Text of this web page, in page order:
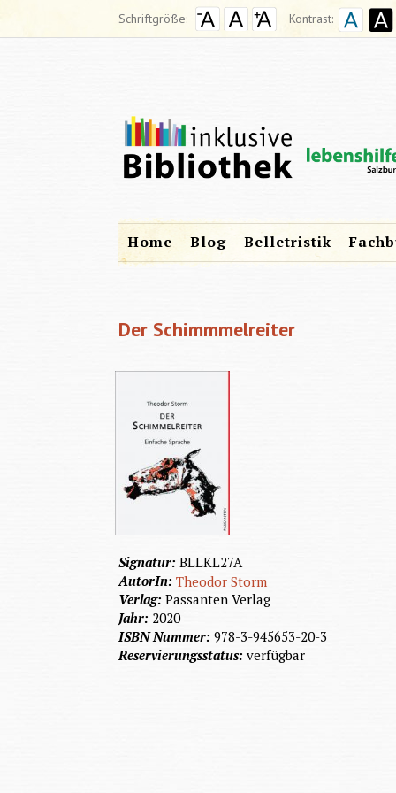
Schriftgröße: Kontrast:
Home Blog Belletristik
Der Schimmmelreiter
Signatur:BLLKL27A
AutorIn:Theodor Storm
Verlag:Passanten Verlag
Jahr: 2020
ISBN Nummer:978-3-945653-20-3
Reservierungsstatus:verfügbar